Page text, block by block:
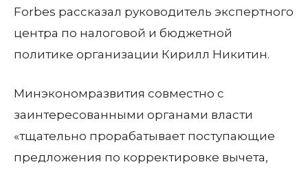
Forbes рассказал руководитель экспертного
центра по налоговой и бюджетной
политике организации Кирилл Никитин.
Минэкономразвития совместно с
заинтересованными органами власти
«тщательно прорабатывает поступающие
предложения по корректировке вычета,